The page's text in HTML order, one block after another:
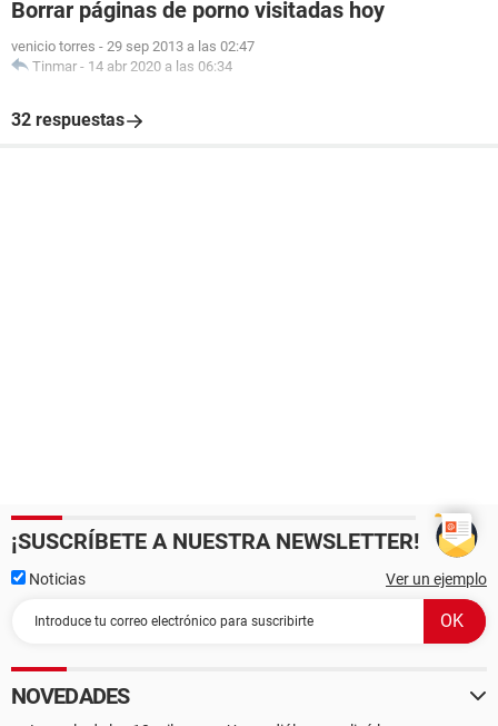
Borrar páginas de porno visitadas hoy
venicio torres - 29 sep 2013 a las 02:47
Tinmar - 14 abr 2020 a las 06:34
32 respuestas
¡SUSCRÍBETE A NUESTRA NEWSLETTER!
Noticias Ver un ejemplo
NOVEDADES